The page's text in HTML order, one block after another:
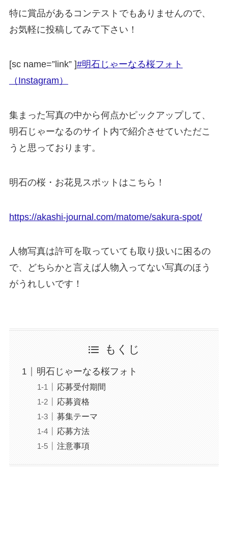
特に賞品があるコンテストでもありませんので、
お気軽に投稿してみて下さい！
[sc name=”link” ]#明石じゃーなる桜フォト
（Instagram）
集まった写真の中から何点かピックアップして、
明石じゃーなるのサイト内で紹介させていただこ
うと思っております。
明石の桜・お花見スポットはこちら！
https://akashi-journal.com/matome/sakura-spot/
人物写真は許可を取っていても取り扱いに困るの
で、どちらかと言えば人物入ってない写真のほう
がうれしいです！
もくじ
明石じゃーなる桜フォト
応募受付期間
応募資格
募集テーマ
応募方法
注意事項